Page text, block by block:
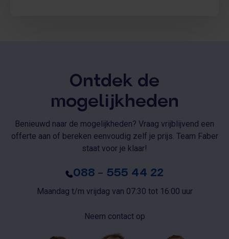
Ontdek de
mogelijkheden
Benieuwd naar de mogelijkheden? Vraag vrijblijvend een
offerte aan of bereken eenvoudig zelf je prijs. Team Faber
staat voor je klaar!
088 – 555 44 22
Maandag t/m vrijdag van 07:30 tot 16:00 uur
Neem contact op